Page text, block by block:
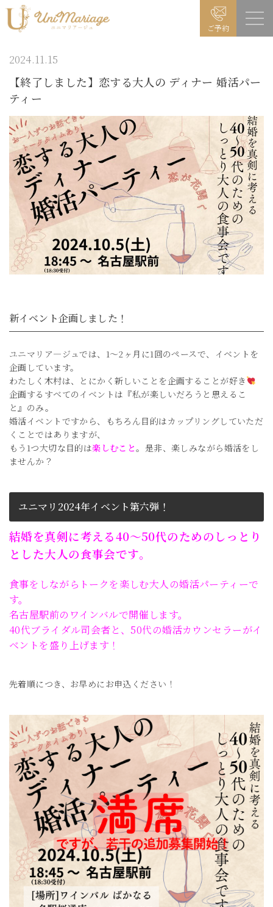
ご予約
2024.11.15
【終了しました】恋する大人の ディナー 婚活パー
ティー
新イベント企画しました！
ユニマリア―ジュでは、1～2ヶ月に1回のペースで、イベントを
企画しています。
わたしく木村は、とにかく新しいことを企画することが好き
企画するすべてのイベントは『私が楽しいだろうと思えるこ
と』のみ。
婚活イベントですから、もちろん目的はカップリングしていただ
くことではありますが、
もう1つ大切な目的は楽しむこと。是非、楽しみながら婚活をし
ませんか？
ユニマリ2024年イベント第六弾！
結婚を真剣に考える40～50代のためのしっとり
とした大人の食事会です。
食事をしながらトークを楽しむ大人の婚活パーティーで
す。
名古屋駅前のワインバルで開催します。
40代ブライダル司会者と、50代の婚活カウンセラーがイ
ベントを盛り上げます！
先着順につき、お早めにお申込ください！